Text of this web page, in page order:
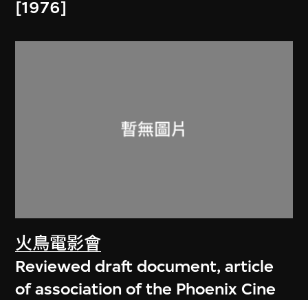
[1976]
火鳥電影會
Reviewed draft document, article
of association of the Phoenix Cine